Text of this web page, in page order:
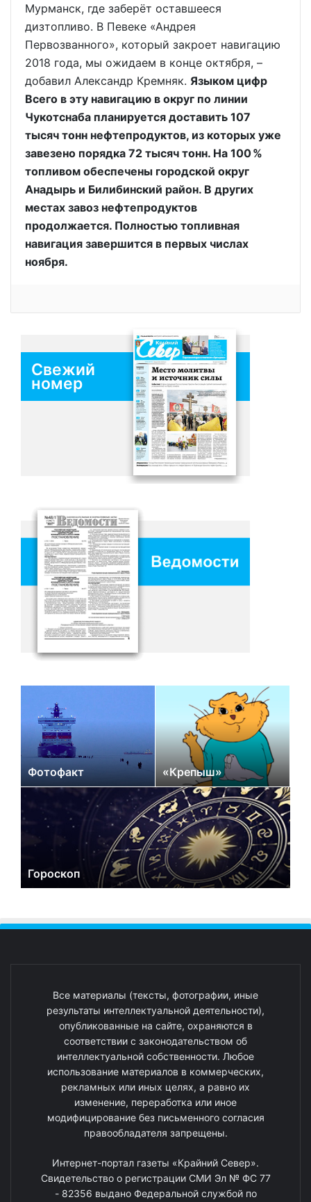
Мурманск, где заберёт оставшееся
дизтопливо. В Певеке «Андрея
Первозванного», который закроет навигацию
2018 года, мы ожидаем в конце октября, –
добавил Александр Кремняк. Языком цифр
Всего в эту навигацию в округ по линии
Чукотснаба планируется доставить 107
тысяч тонн нефтепродуктов, из которых уже
завезено порядка 72 тысяч тонн. На 100 %
топливом обеспечены городской округ
Анадырь и Билибинский район. В других
местах завоз нефтепродуктов
продолжается. Полностью топливная
навигация завершится в первых числах
ноября.
Свежий
номер
Фотофакт «Крепыш»
Гороскоп
Все материалы (тексты, фотографии, иные
результаты интеллектуальной деятельности),
опубликованные на сайте, охраняются в
соответствии с законодательством об
интеллектуальной собственности. Любое
использование материалов в коммерческих,
рекламных или иных целях, а равно их
изменение, переработка или иное
модифицирование без письменного согласия
правообладателя запрещены.
Интернет-портал газеты «Крайний Север».
Свидетельство о регистрации СМИ Эл № ФС 77
- 82356 выдано Федеральной службой по